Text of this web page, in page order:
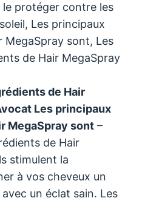
protéger contre les
Les principaux
MegaSpray sont, Les
de Hair MegaSpray
de Hair
Les principaux
MegaSpray sont –
de Hair
stimulent la
à vos cheveux un
un éclat sain. Les